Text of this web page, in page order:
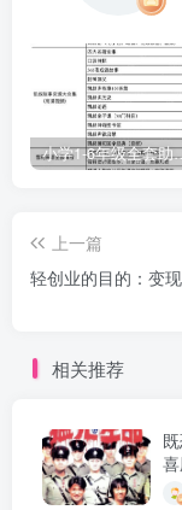
小学1-6年级全套助学资源
上一篇
轻创业的目的：变现
相关推荐
喜